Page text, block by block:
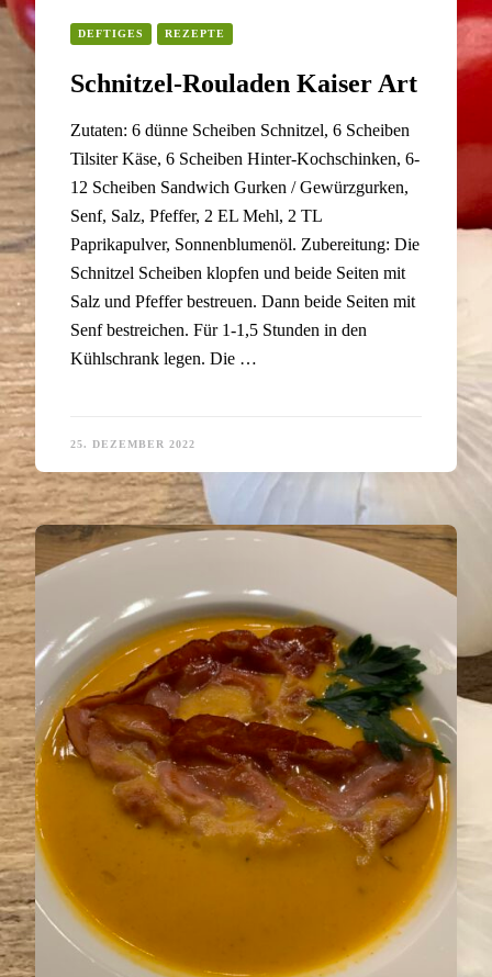
DEFTIGES REZEPTE
Schnitzel-Rouladen Kaiser Art
Zutaten: 6 dünne Scheiben Schnitzel, 6 Scheiben
Tilsiter Käse, 6 Scheiben Hinter-Kochschinken, 6-
12 Scheiben Sandwich Gurken / Gewürzgurken,
Senf, Salz, Pfeffer, 2 EL Mehl, 2 TL
Paprikapulver, Sonnenblumenöl. Zubereitung: Die
Schnitzel Scheiben klopfen und beide Seiten mit
Salz und Pfeffer bestreuen. Dann beide Seiten mit
Senf bestreichen. Für 1-1,5 Stunden in den
Kühlschrank legen. Die …
25. DEZEMBER 2022